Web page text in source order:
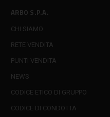
ARBO S.P.A.
CHI SIAMO
RETE VENDITA
PUNTI VENDITA
NEWS
CODICE ETICO DI GRUPPO
CODICE DI CONDOTTA